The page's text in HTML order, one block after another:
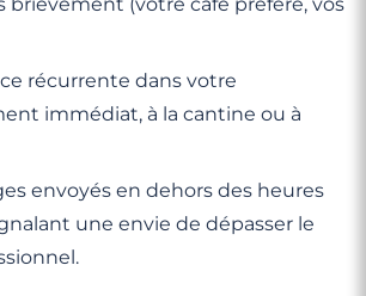
récurrente dans votre
immédiat, à la cantine ou à
envoyés en dehors des heures
une envie de dépasser le